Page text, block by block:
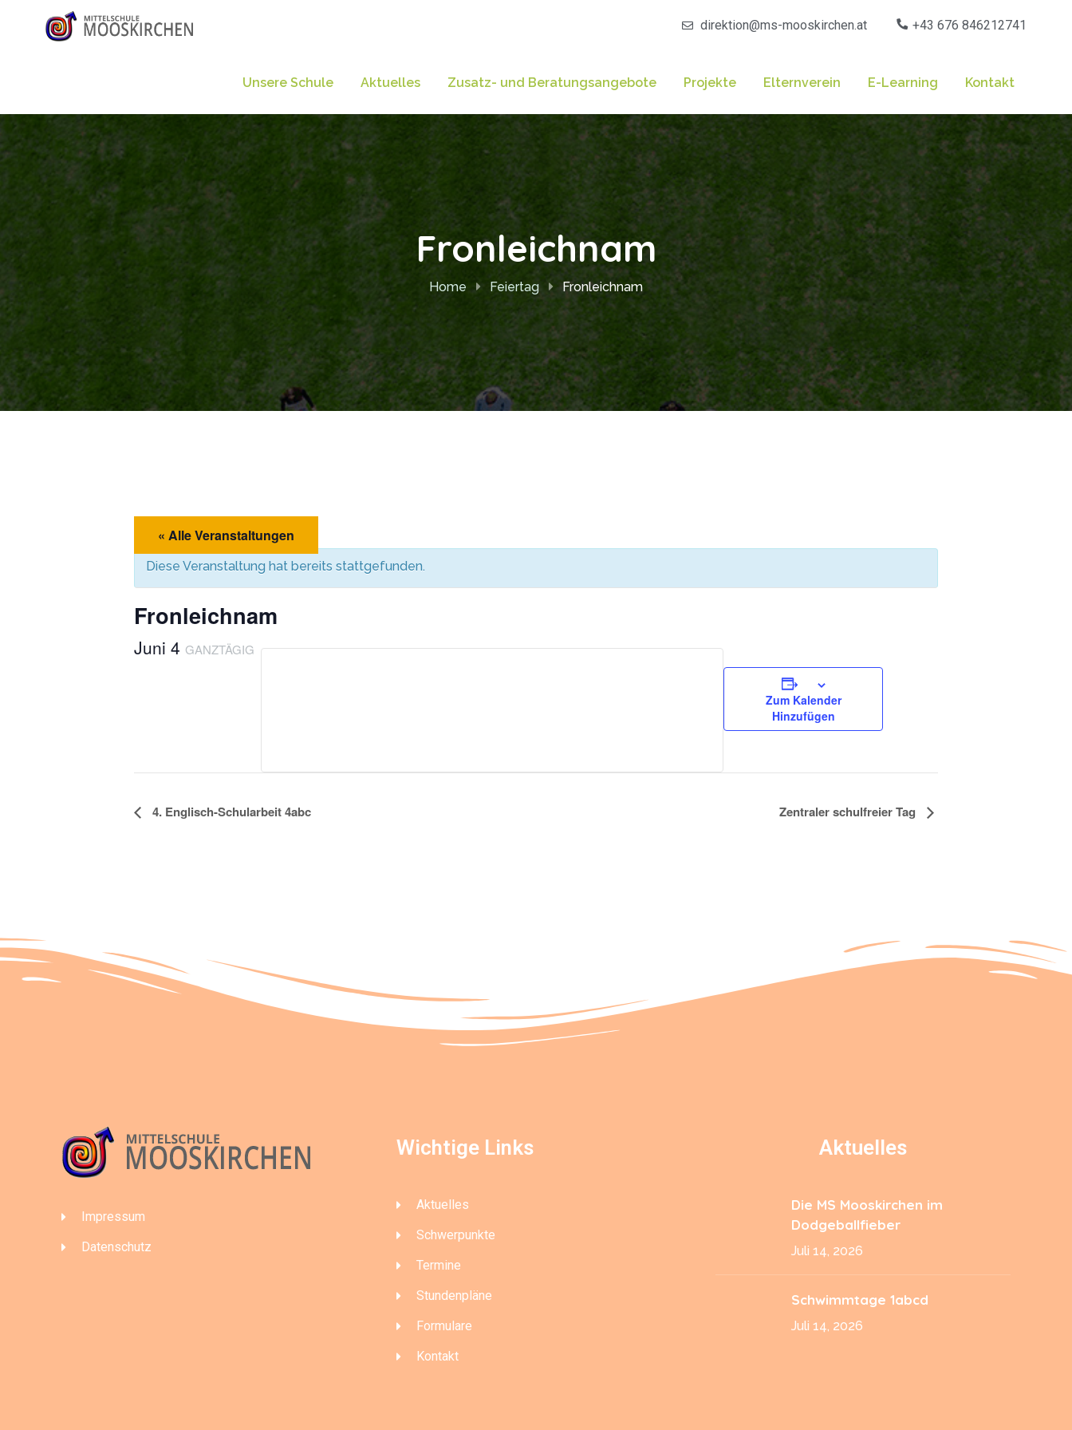
direktion@ms-mooskirchen.at +43 676 846212741
Unsere Schule Aktuelles Zusatz- und Beratungsangebote Projekte Elternverein E-Learning Kontakt
Fronleichnam
Home Feiertag Fronleichnam
« Alle Veranstaltungen
Diese Veranstaltung hat bereits stattgefunden.
Fronleichnam
Juni 4 GANZTÄGIG
Zum Kalender
Hinzufügen
Veranstaltung
4. Englisch-Schularbeit 4abc Zentraler schulfreier Tag
Impressum
Datenschutz
Wichtige Links
Aktuelles
Schwerpunkte
Termine
Stundenpläne
Formulare
Kontakt
Aktuelles
Die MS Mooskirchen im
Dodgeballfieber
Juli 14, 2026
Schwimmtage 1abcd
Juli 14, 2026